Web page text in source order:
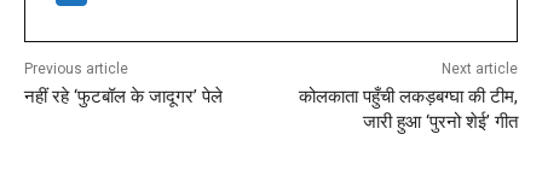
Previous article
नहीं रहे ‘फुटबॉल के जादूगर’ पेले
Next article
कोलकाता पहुँची लकड़बग्घा की टीम,
जारी हुआ ‘पुरनो शेई’ गीत